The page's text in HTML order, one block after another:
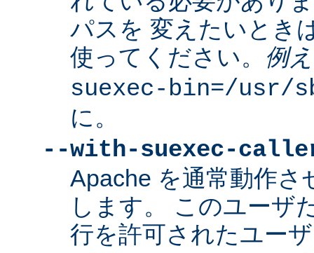
パスを 変えたいとき
使ってください。 例
suexec-bin=/usr/
に。
--with-suexec-
Apache を通常動作さ
します。 このユーザ
行を許可されたユー